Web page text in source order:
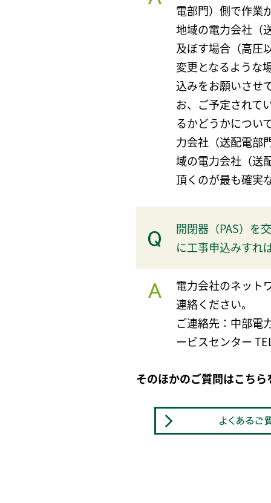
電部門）側で作業
地域の電力会社（
及ぼす場合（高圧
変更となるような
込みをお願いさせ
お、ご予定されて
るかどうかについ
力会社（送配電部
域の電力会社（送
頂くのが最も確実
開閉器（PAS）を
に工事申込みすれ
電力会社のネット
連絡ください。
ご連絡先：中部電
ービスセンター
そのほかのご質問はこち